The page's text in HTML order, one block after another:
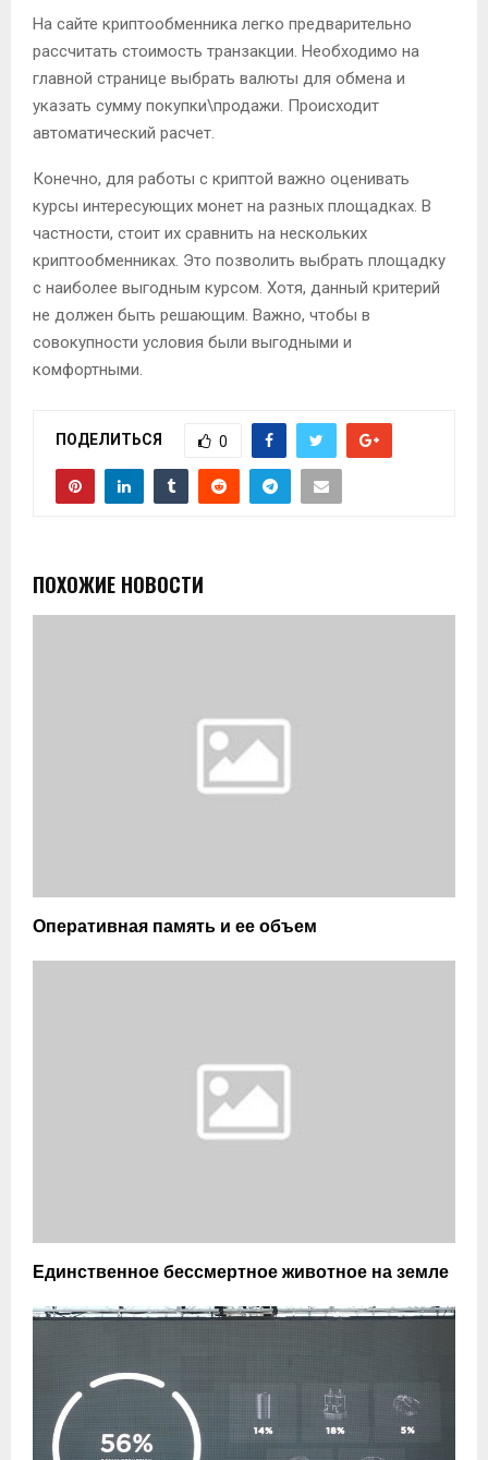
На сайте криптообменника легко предварительно
рассчитать стоимость транзакции. Необходимо на
главной странице выбрать валюты для обмена и
указать сумму покупки\продажи. Происходит
автоматический расчет.
Конечно, для работы с криптой важно оценивать
курсы интересующих монет на разных площадках. В
частности, стоит их сравнить на нескольких
криптообменниках. Это позволить выбрать площадку
с наиболее выгодным курсом. Хотя, данный критерий
не должен быть решающим. Важно, чтобы в
совокупности условия были выгодными и
комфортными.
ПОДЕЛИТЬСЯ 0
ПОХОЖИЕ НОВОСТИ
Оперативная память и ее объем
Единственное бессмертное животное на земле